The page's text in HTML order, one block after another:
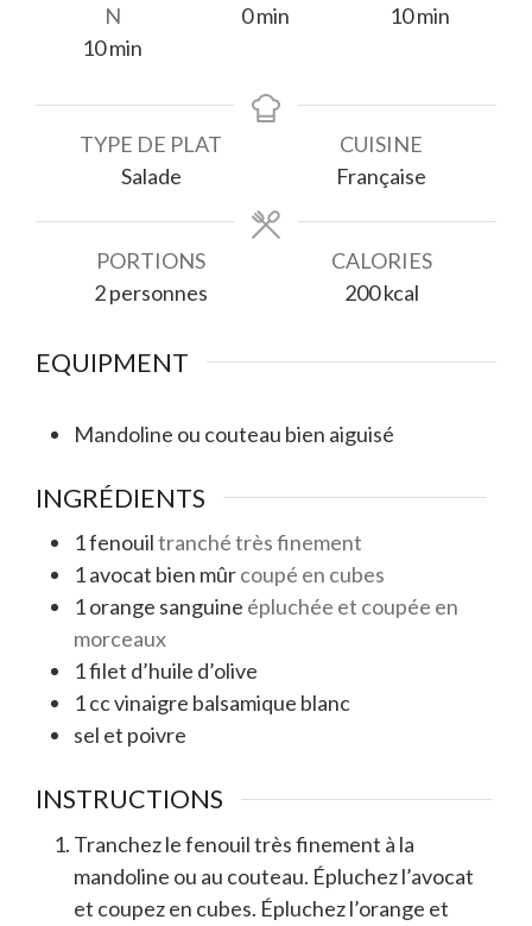
N
10minutes
min
0minutes
min
10minutes
min
TYPE DE PLAT
Salade
CUISINE
Française
PORTIONS
2personnes
CALORIES
200 kcal
EQUIPMENT
Mandoline ou couteau bien aiguisé
INGRÉDIENTS
1fenouiltranché très finement
1avocat bien mûrcoupé en cubes
1orange sanguine épluchée et coupée en
morceaux
1filet d’huile d’olive
1ccvinaigre balsamique blanc
sel et poivre
INSTRUCTIONS
Tranchez le fenouil très finement à la
mandoline ou au couteau. Épluchez l’avocat
et coupez en cubes. Épluchez l’orange et